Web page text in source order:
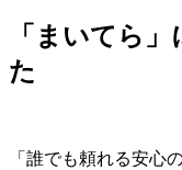
「まいてら
た
「誰でも頼れる安心